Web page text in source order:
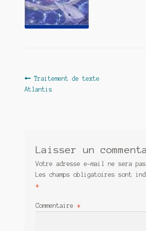
De(s)tracteur réduit au silence
Il fallait me laisser mourir
Liste de tous mes romans
Marre des adultes
Mes romans
Navigation
de
Article
précédent :
Traitement de texte
Atlantis
Laisser un
Votre adresse e-mail ne sera
Les champs obligatoires sont
*
Commentaire *